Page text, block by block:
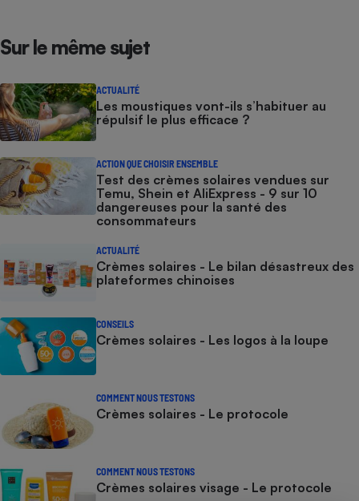
Sur le même sujet
ACTUALITÉ
Les moustiques vont-ils s’habituer au
répulsif le plus efficace ?
ACTION QUE CHOISIR ENSEMBLE
Test des crèmes solaires vendues sur
Temu, Shein et AliExpress - 9 sur 10
dangereuses pour la santé des
consommateurs
ACTUALITÉ
Crèmes solaires - Le bilan désastreux des
plateformes chinoises
CONSEILS
Crèmes solaires - Les logos à la loupe
COMMENT NOUS TESTONS
Crèmes solaires - Le protocole
COMMENT NOUS TESTONS
Crèmes solaires visage - Le protocole